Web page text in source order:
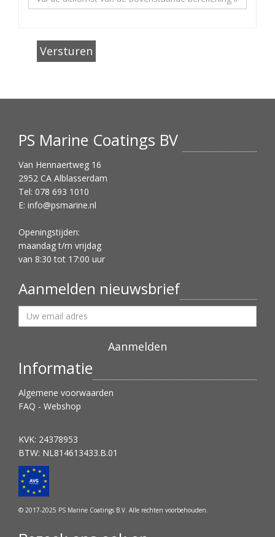
PS Marine Coatings BV
Van Hennaertweg 16
2952 CA Alblasserdam
Tel: 078 693 1010
E: info@psmarine.nl
Openingstijden:
maandag t/m vrijdag
van 8:30 tot 17:00 uur
Aanmelden nieuwsbrief
Informatie
Algemene voorwaarden
FAQ - Webshop
KVK: 24378953
BTW: NL814613433.B.01
© 2017-2025 PS Marine Coatings B.V. Alle rechten voorbehouden.